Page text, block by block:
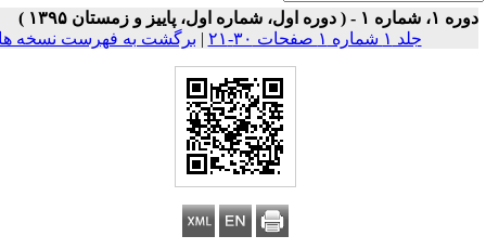
|برگشت به فهرست نسخه ها